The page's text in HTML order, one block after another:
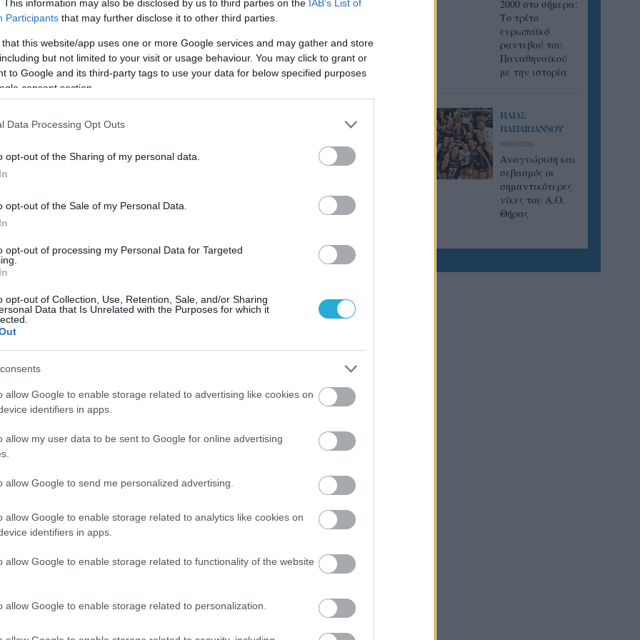
This information may also be disclosed by us to third parties on the IAB’s List of
Participants that may further disclose it to other third parties.
that this website/app uses one or more Google services and may gather and store
but not limited to your visit or usage behaviour. You may click to grant or
to Google and its third-party tags to use your data for below specified purposes
consent section.
Data Processing Opt Outs
opt-out of the Sharing of my personal data.
opt-out of the Sale of my Personal Data.
opt-out of processing my Personal Data for Targeted
opt-out of Collection, Use, Retention, Sale, and/or Sharing
Data that Is Unrelated with the Purposes for which it
allow Google to enable storage related to advertising like cookies on
identifiers in apps.
allow my user data to be sent to Google for online advertising
allow Google to send me personalized advertising.
allow Google to enable storage related to analytics like cookies on
identifiers in apps.
allow Google to enable storage related to functionality of the website
allow Google to enable storage related to personalization.
Καλωσόρισε πρωτότυπα τον Νγκαπέ η Ζενίτ (vid)
Πρωτότυπα και χιουμοριστικά καλωσόρισε η Ζενίτ Καζάν το διεθνή
Γάλλο ακραίο, Ερβίν Νγκαπέ!
Ο τίτλος έμεινε στο Καζάν (fot-vid)!
Ιστορικές στιγμές ζει η ρωσική Ζενίτ Καζάν που επιβλήθηκε με 3-2 (29-27,
εντός έδρας τελικό του Final 4 Champions League ανδρών και με τον 4o
συνεχόμενο τίτλο της έγινε η πρώτη ομάδα στο θεσμό μετά τη σεζόν 1999-
2000 που έφτασε τα έξι τρόπαια. MVP και τοπ σκόρερ του τελικού με 33
CHAMPIONS LEAGUE 11/05/2018
Θέλουν να «γράψουν ιστορία» στο F4 του Καζάν (vid)
Το σαββατοκύριακο 12-13/5 θα στεφθεί στο ρωσικό Καζάν η
πρωταθλήτρια Ευρώπης της σεζόν 2017-2018 με την "οικοδέσποινα" και
κάτοχο του τίτλου, Ζενίτ να φιλοξενεί στο φάιναλ φορ του Τσαμπιονς
Λιγκ ανδρών την πολωνική Ζάκσα Κόζλε και τις ιταλικές Περούτζια,
Λούμπε Τσιβιτανόβα,, κόντρα σε μία ιστορική πρόκληση του θεσμού.
2000 στο σήμερα:
Tο τρίτο
ευρωπαϊκό
ραντεβού του
Παναθηναϊκού
με την ιστορία
ΗΛΙΑΣ
ΠΑΠΑΪΩΑΝΝΟΥ
08/03/2026
Αναγνώριση και
σεβασμός οι
σημαντικότερες
νίκες του Α.Ο.
Θήρας